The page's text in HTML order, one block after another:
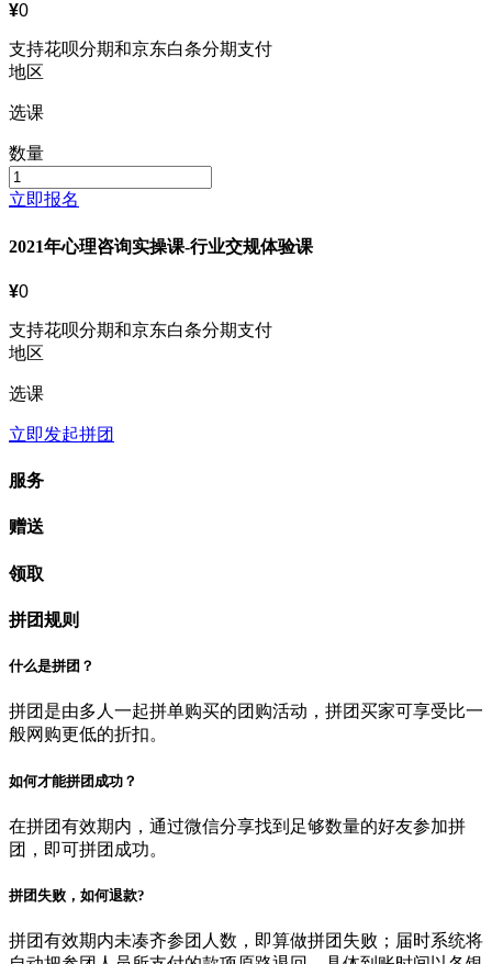
¥0
支持花呗分期和京东白条分期支付
地区
选课
数量
立即报名
2021年心理咨询实操课-行业交规体验课
¥0
支持花呗分期和京东白条分期支付
地区
选课
立即发起拼团
服务
赠送
领取
拼团规则
什么是拼团？
拼团是由多人一起拼单购买的团购活动，拼团买家可享受比一
般网购更低的折扣。
如何才能拼团成功？
在拼团有效期内，通过微信分享找到足够数量的好友参加拼
团，即可拼团成功。
拼团失败，如何退款?
拼团有效期内未凑齐参团人数，即算做拼团失败；届时系统将